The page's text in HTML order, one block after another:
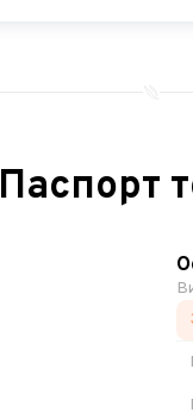
Паспорт